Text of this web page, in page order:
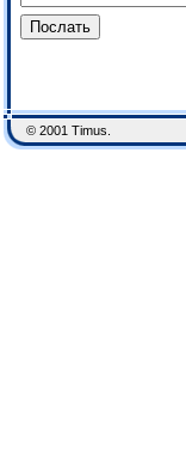
© 2001 Timus.